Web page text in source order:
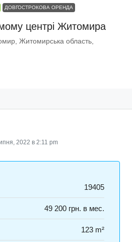
ДОВГОСТРОКОВА ОРЕНДА
центрі Житомира
Житомирська область,
2022 в 2:11 pm
19405
49 200 грн. в мес.
123 m²